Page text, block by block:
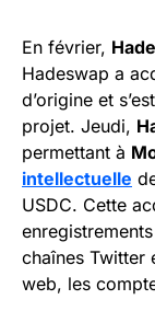
En février,
Hadeswap a
d’origine et
projet. Jeudi,
permettant à
intellectuelle
USDC. Cette
chaînes Twitter
web, les